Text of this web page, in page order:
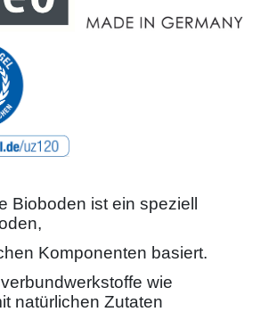
Bioboden ist ein speziell
Komponenten basiert.
wie
natürlichen Zutaten